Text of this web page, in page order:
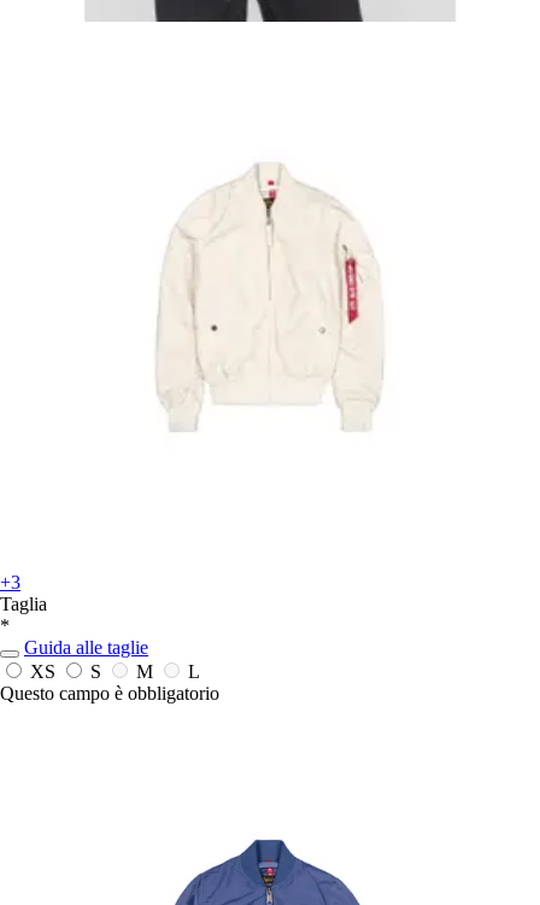
+3
Taglia
*
Guida alle taglie
XS
S M
L
Questo campo è obbligatorio